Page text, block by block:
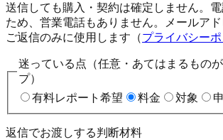
送信しても購入・契約は確定しません。
ため、営業電話もありません。メールア
ご返信のみに使用します（プライバシー
迷っている点（任意・あてはまるもの
プ）
有料レポート希望
料金 対象
返信でお渡しする判断材料